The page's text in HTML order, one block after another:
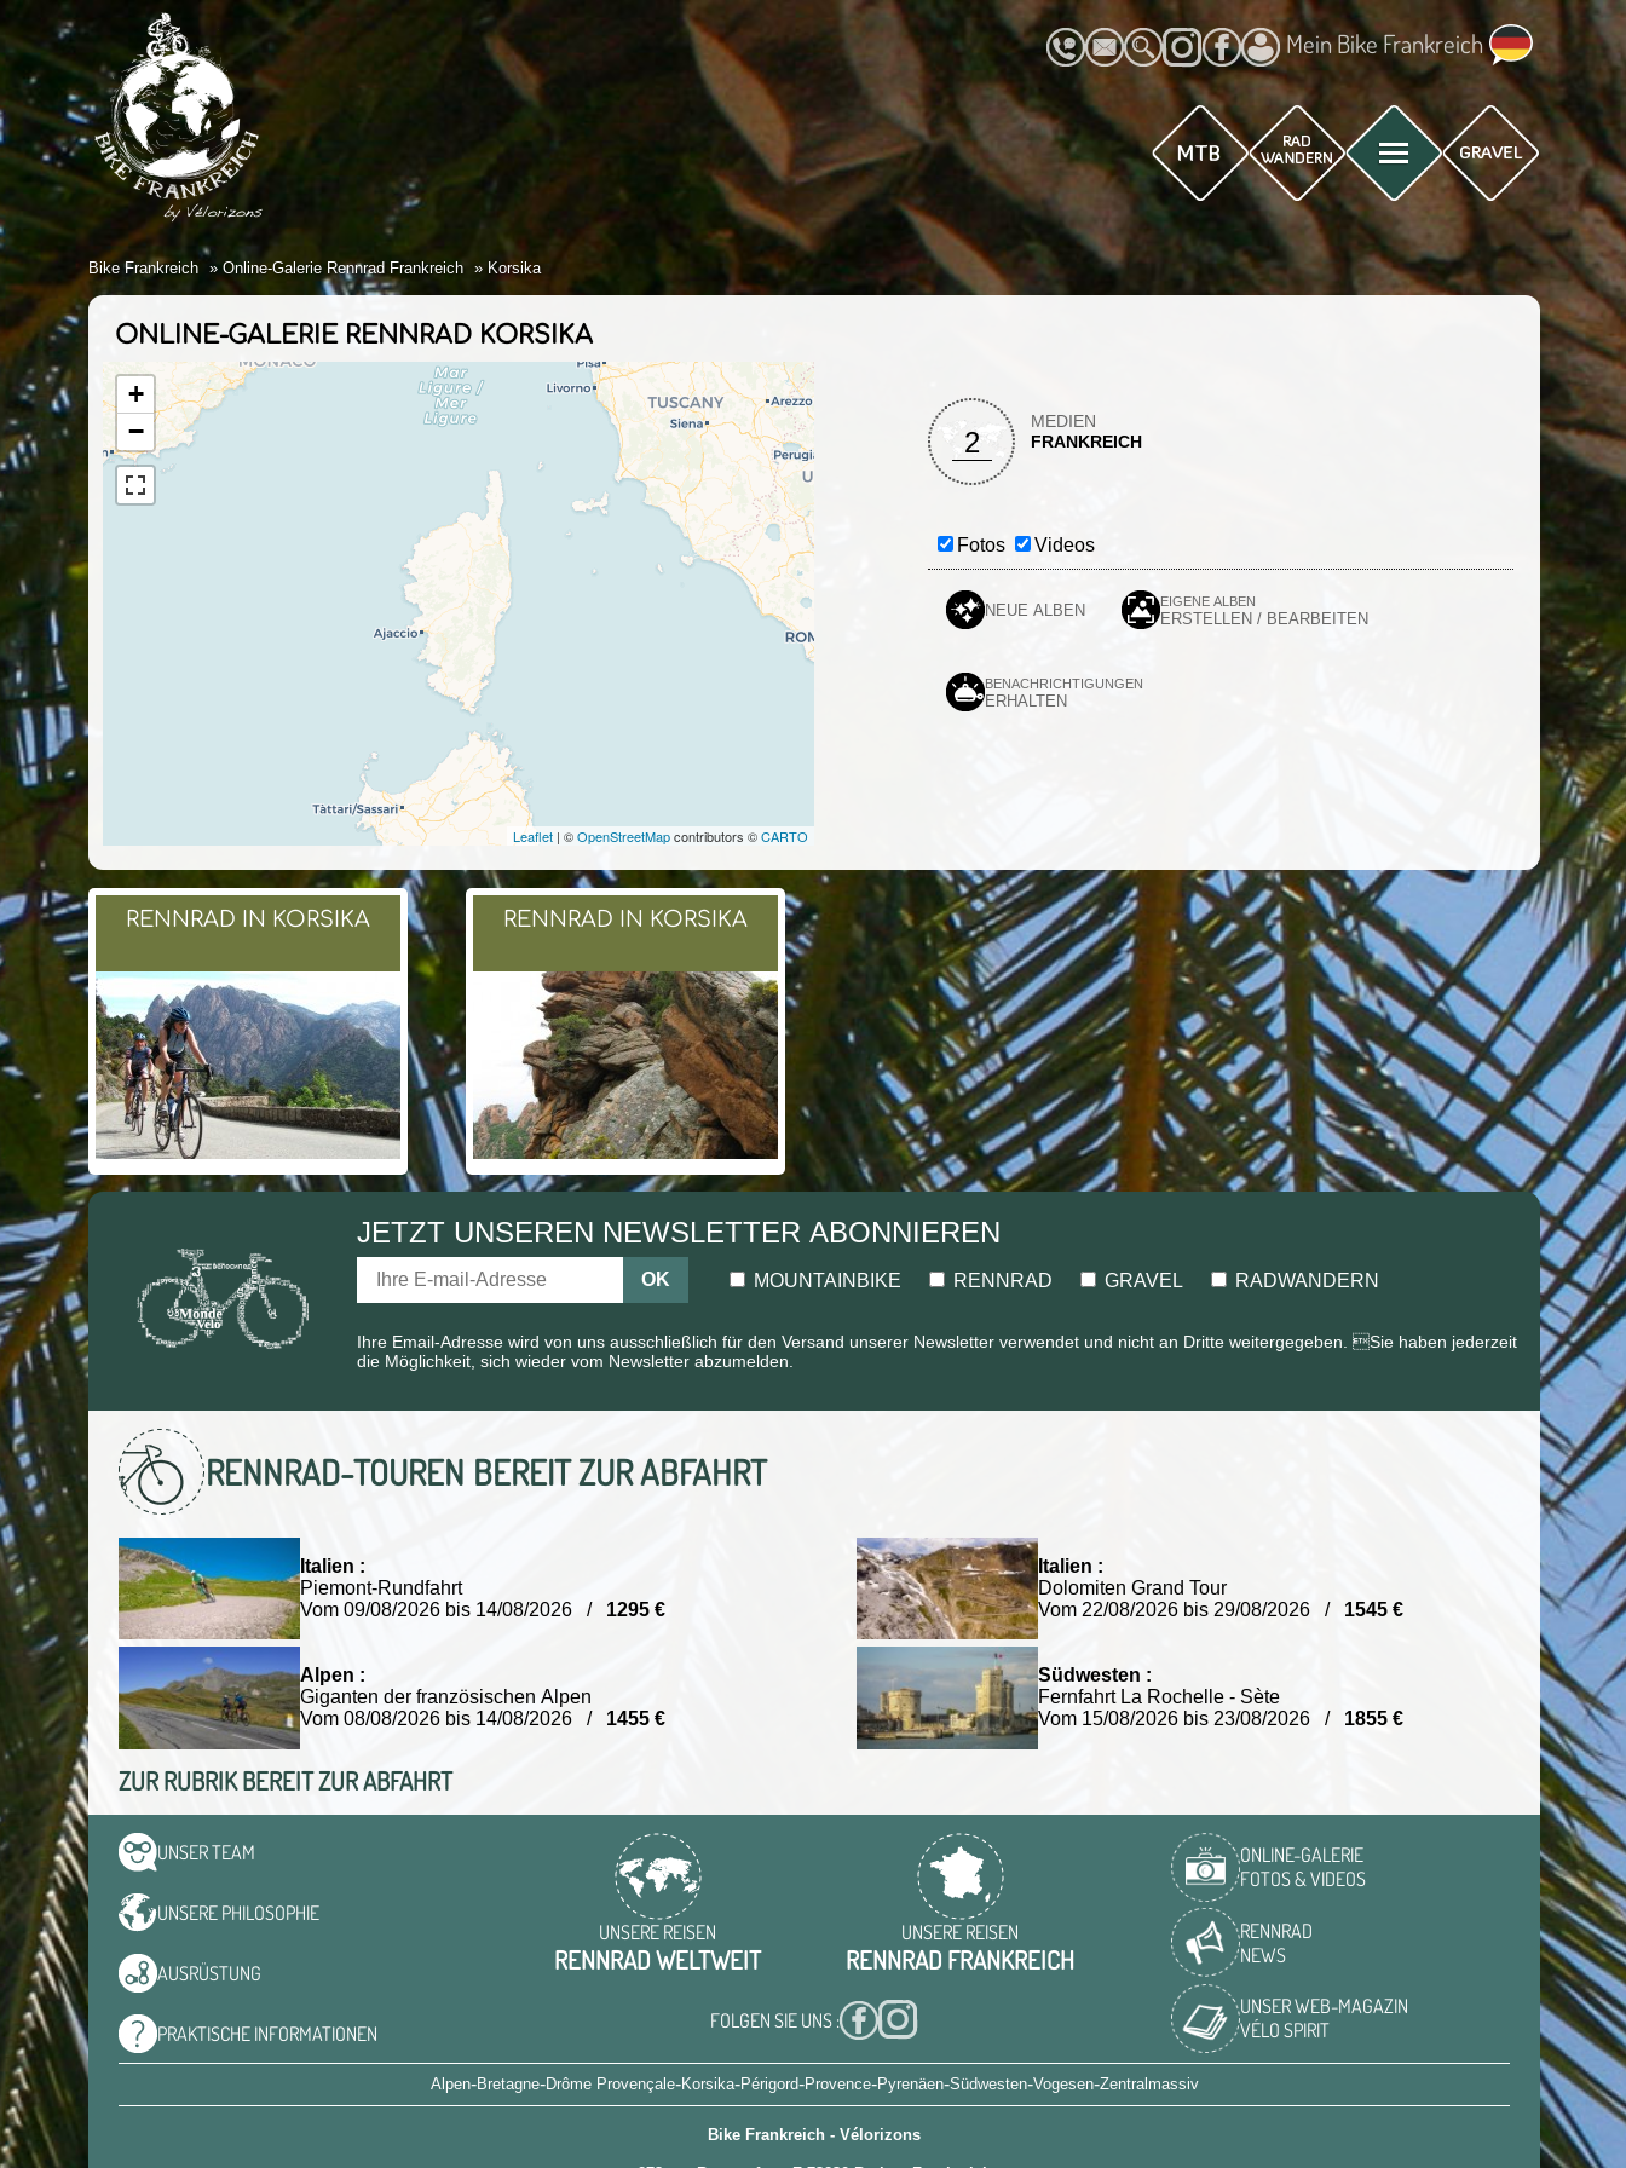
Mein Bike Frankreich
Bike Frankreich Online-Galerie Rennrad Frankreich Korsika
ONLINE-GALERIE RENNRAD KORSIKA
+
−
Leaflet | ©OpenStreetMapcontributors ©CARTO
2
MEDIEN
FRANKREICH
Fotos Videos
NEUE ALBEN EIGENE ALBEN
ERSTELLEN / BEARBEITEN
BENACHRICHTIGUNGEN
ERHALTEN
RENNRAD IN KORSIKA RENNRAD IN KORSIKA
JETZT UNSEREN NEWSLETTER ABONNIEREN
OK MOUNTAINBIKE RENNRAD GRAVEL RADWANDERN
Ihre Email-Adresse wird von uns ausschließlich für den Versand unserer Newsletter verwendet und nicht an Dritte weitergegeben. Sie haben jederzeit
die Möglichkeit, sich wieder vom Newsletter abzumelden.
RENNRAD-TOUREN BEREIT ZUR ABFAHRT
Italien :
Piemont-Rundfahrt
Vom 09/08/2026 bis 14/08/2026 / 1295 €
Italien :
Dolomiten Grand Tour
Vom 22/08/2026 bis 29/08/2026 / 1545 €
Alpen :
Giganten der französischen Alpen
Vom 08/08/2026 bis 14/08/2026 / 1455 €
Südwesten :
Fernfahrt La Rochelle - Sète
Vom 15/08/2026 bis 23/08/2026 / 1855 €
ZUR RUBRIK BEREIT ZUR ABFAHRT
UNSERE REISEN
RENNRAD WELTWEIT
UNSERE REISEN
RENNRAD FRANKREICH
ONLINE-GALERIE
FOTOS & VIDEOS
RENNRAD
NEWS
UNSER WEB-MAGAZIN
VÉLO SPIRIT
UNSERTEAM
UNSERE PHILOSOPHIE
AUSRÜSTUNG
PRAKTISCHE INFORMATIONEN
FOLGEN SIE UNS :
Alpen-Bretagne-Drôme Provençale-Korsika-Périgord-Provence-Pyrenäen-Südwesten-Vogesen-Zentralmassiv
Bike Frankreich - Vélorizons